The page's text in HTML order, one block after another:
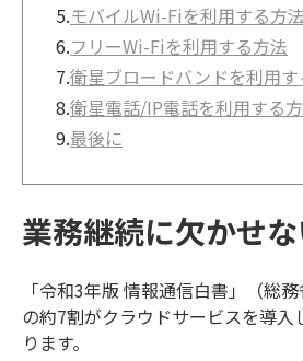
5.モバイルWi-Fiを利用する方法
6.フリーWi-Fiを利用する方法
7.衛星ブロードバンドを利用す
8.衛星電話/IP電話を利用する
9.最後に
業務継続に欠かせ
「令和3年版 情報通信白書」（総
の約7割がクラウドサービスを導入
ります。